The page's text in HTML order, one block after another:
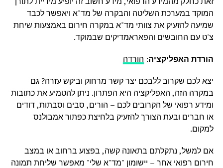
המוקד במערכת השליטה והבקרה של מד"א ויאפשר לכבד
שמיעה להזעיק את צוותי מד"א במקרה חירום באמצעות שיחת
צ'ט עם החובשים והפאראמדיקים שבמוקד.
הורדת האפליקציה: הורדה
יצא לכם שקרוב ללבכם יצר קשר מרחוק וביקש עזרה? גם
במקרה הזה, האפליקציה היא הפתרון. ניתן להטמיע את כתובות
ומידע רפואי של הקרובים לכם – הורים, סבים וסבתות, דודים
או חברים ובעת הצורך להזעיק בלחיצת כפתור אמבולנס
למקום.
אם למשל, נתקלתם בתאונה קשה, בפצוע ברחוב או במצב
חירום רפואי אחר – יישומון "מד"א שלי" מאפשר שליחת תמונה